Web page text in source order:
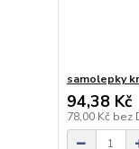
samolepky
94,38 Kč
78,00 Kč bez